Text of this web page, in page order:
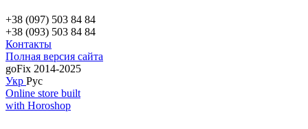
+38 (097) 503 84 84
+38 (093) 503 84 84
Контакты
Полная версия сайта
goFix 2014-2025
Укр Рус
Online store built
with Horoshop